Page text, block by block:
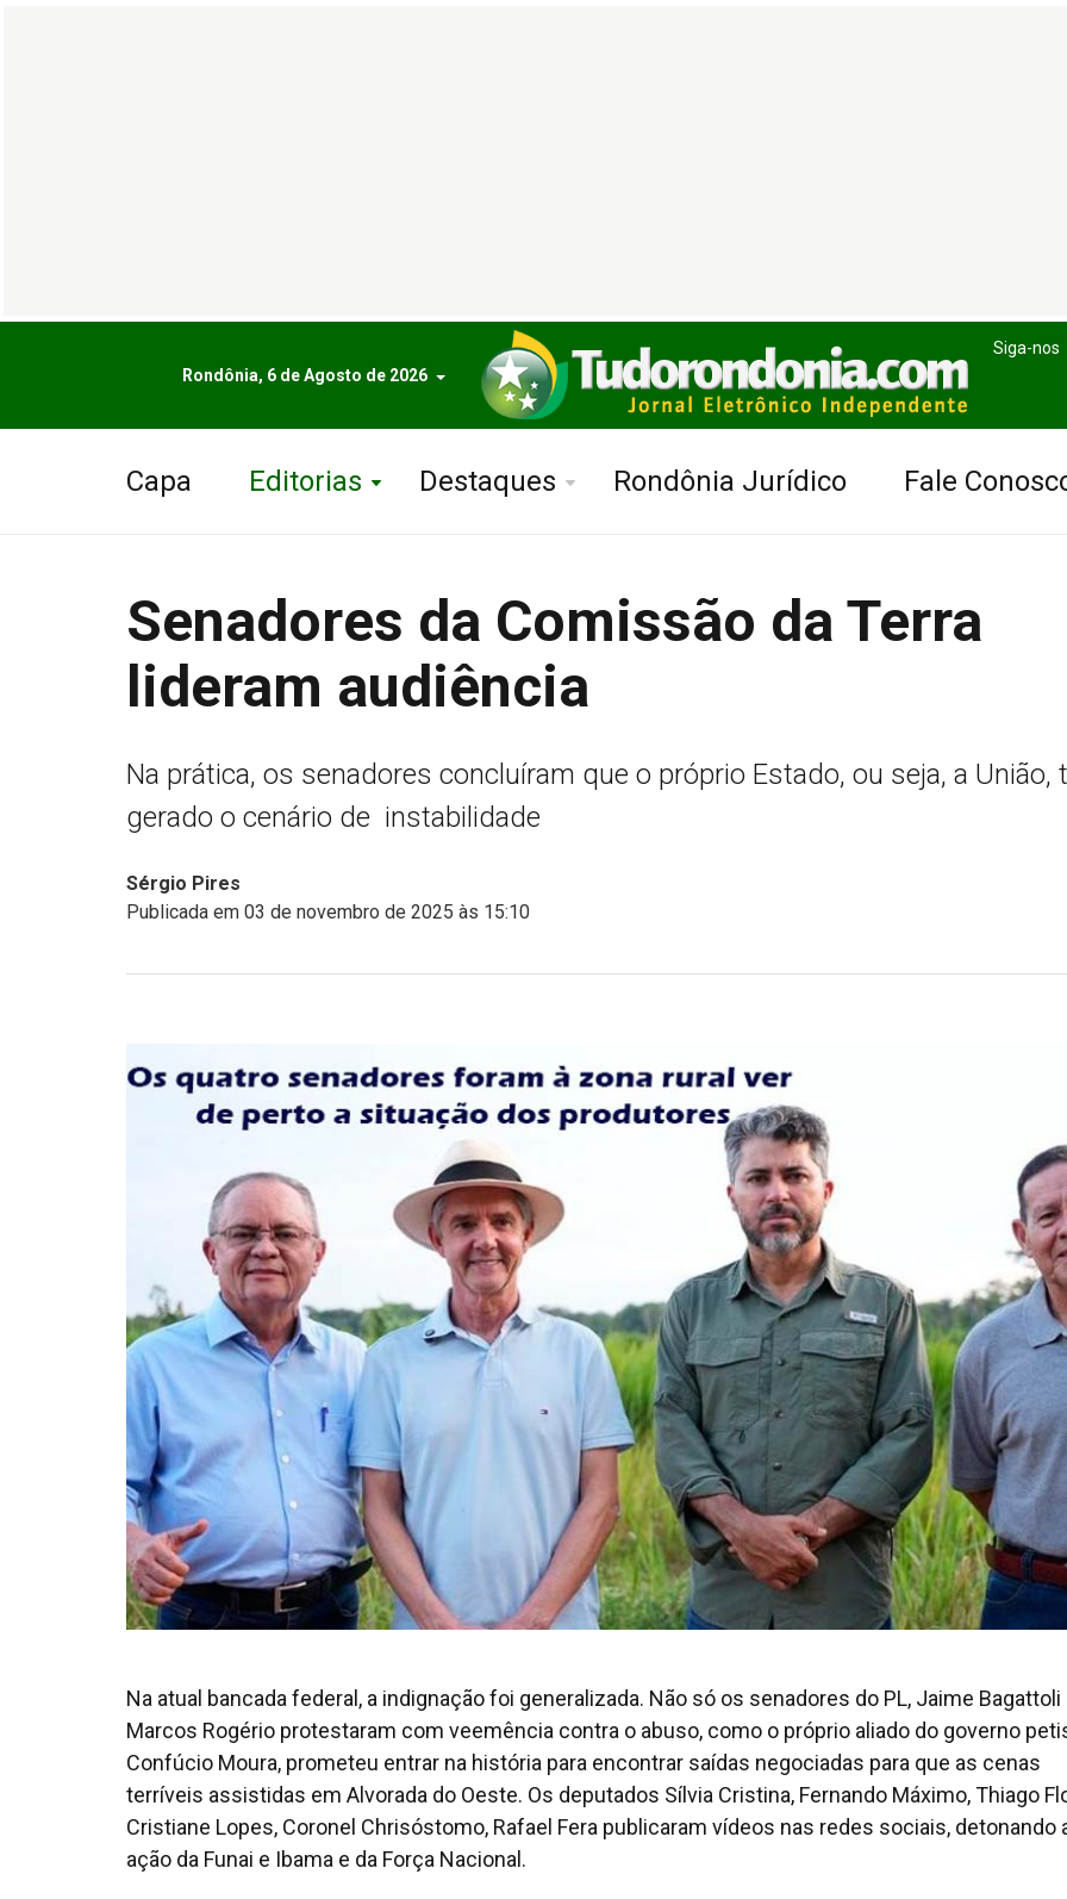
Rondônia, 6 de Agosto de 2026
Siga-nos
Capa Editorias Destaques Rondônia Jurídico Fale
Senadores da Comissão da Terra
lideram audiência
Na prática, os senadores concluíram que o próprio Estado, ou seja, a União,
gerado o cenário de instabilidade
Sérgio Pires
Publicada em 03 de novembro de 2025 às 15:10
Na atual bancada federal, a indignação foi generalizada. Não só os senadores do PL, Jaime Bagattoli
Marcos Rogério protestaram com veemência contra o abuso, como o próprio aliado do governo
Confúcio Moura, prometeu entrar na história para encontrar saídas negociadas para que as cenas
terríveis assistidas em Alvorada do Oeste. Os deputados Sílvia Cristina, Fernando Máximo, Thiago
Cristiane Lopes, Coronel Chrisóstomo, Rafael Fera publicaram vídeos nas redes sociais, detonando
ação da Funai e Ibama e da Força Nacional.